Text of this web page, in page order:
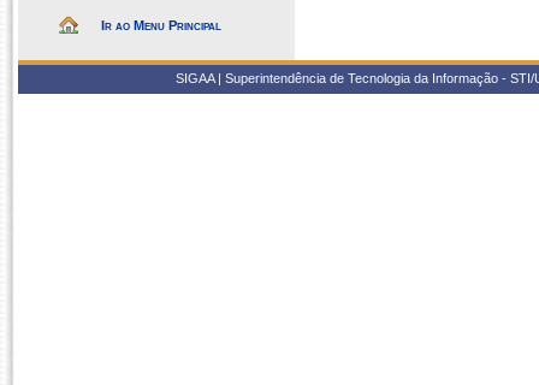
Ir ao Menu Principal
SIGAA | Superintendência de Tecnologia da Informação -